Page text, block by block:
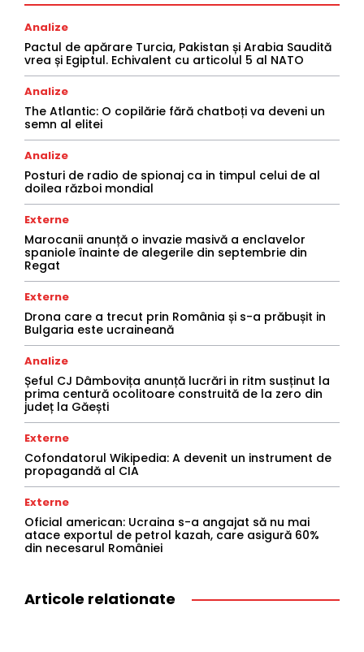
Analize
Pactul de apărare Turcia, Pakistan și Arabia Saudită
vrea și Egiptul. Echivalent cu articolul 5 al NATO
Analize
The Atlantic: O copilărie fără chatboți va deveni un
semn al elitei
Analize
Posturi de radio de spionaj ca in timpul celui de al
doilea război mondial
Externe
Marocanii anunță o invazie masivă a enclavelor
spaniole înainte de alegerile din septembrie din
Regat
Externe
Drona care a trecut prin România și s-a prăbușit in
Bulgaria este ucraineană
Analize
Șeful CJ Dâmbovița anunță lucrări in ritm susținut la
prima centură ocolitoare construită de la zero din
județ la Găești
Externe
Cofondatorul Wikipedia: A devenit un instrument de
propagandă al CIA
Externe
Oficial american: Ucraina s-a angajat să nu mai
atace exportul de petrol kazah, care asigură 60%
din necesarul României
Articole relationate